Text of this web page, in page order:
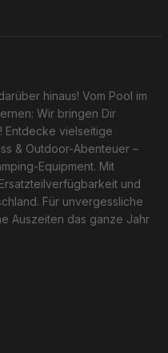
hinaus! Vom Pool im
Wir bringen Dir
Entdecke vielseitige
& Outdoor-Abenteuer –
Equipment. Mit
und
Für unvergessliche
Auszeiten das ganze Jahr